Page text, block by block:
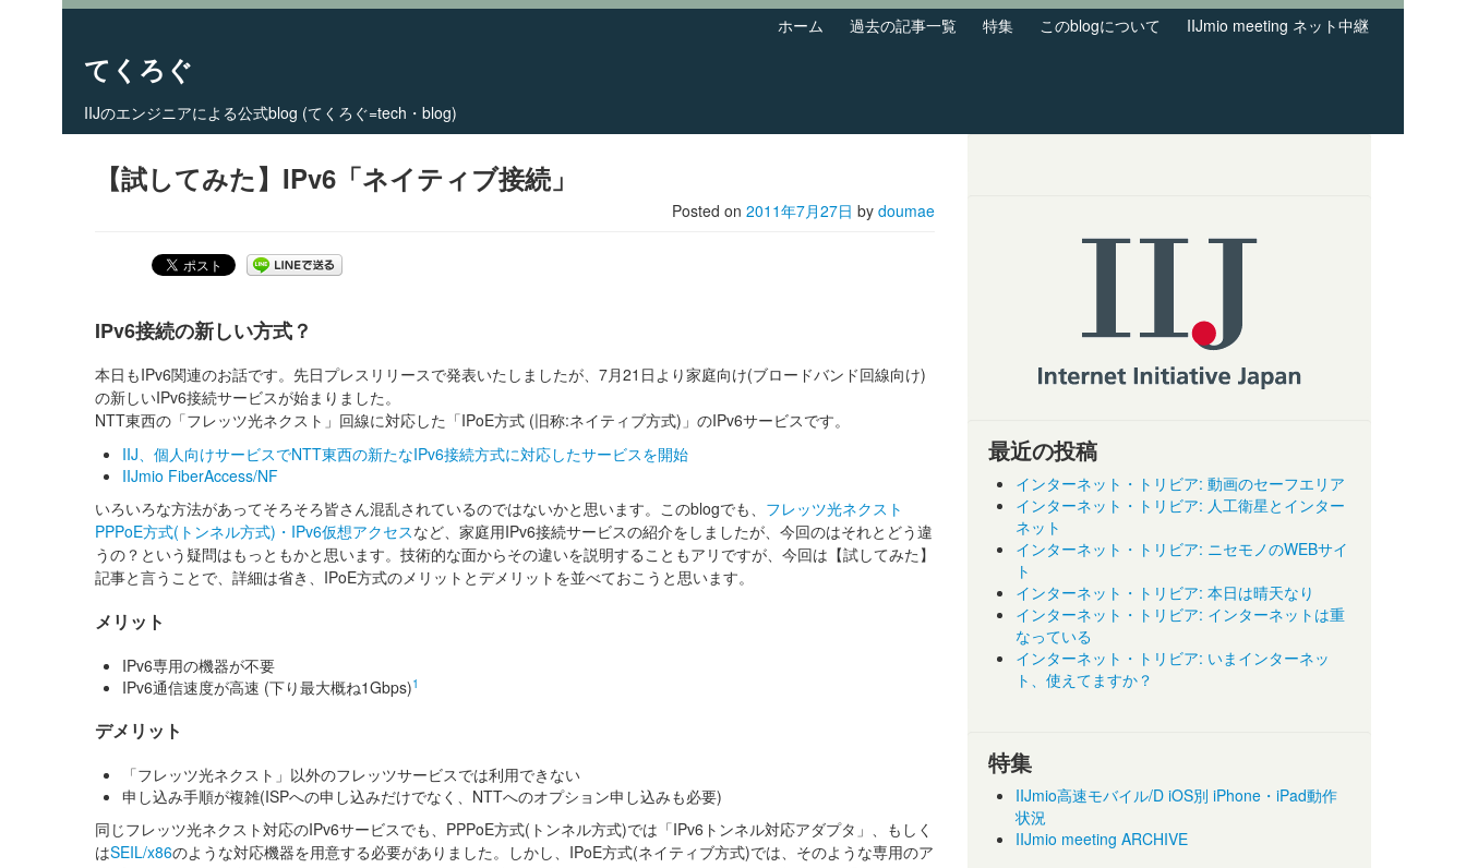
ホーム 過去の記事一覧 特集 このblogについて IIJmio meeting ネット中継
てくろぐ
IIJのエンジニアによる公式blog (てくろぐ=tech・blog)
Main menu
【試してみた】IPv6「ネイティブ接続」
Posted on 2011年7月27日 by doumae
IPv6接続の新しい方式？
本日もIPv6関連のお話です。先日プレスリリースで発表いたしましたが、7月21日より家庭向け(ブロードバンド回線向け)
の新しいIPv6接続サービスが始まりました。
NTT東西の「フレッツ光ネクスト」回線に対応した「IPoE方式 (旧称:ネイティブ方式)」のIPv6サービスです。
IIJ、個人向けサービスでNTT東西の新たなIPv6接続方式に対応したサービスを開始
IIJmio FiberAccess/NF
いろいろな方法があってそろそろ皆さん混乱されているのではないかと思います。このblogでも、 フレッツ光ネクスト
PPPoE方式(トンネル方式)・IPv6仮想アクセスなど、家庭用IPv6接続サービスの紹介をしましたが、今回のはそれとどう違
うの？という疑問はもっともかと思います。技術的な面からその違いを説明することもアリですが、今回は【試してみた】
記事と言うことで、詳細は省き、IPoE方式のメリットとデメリットを並べておこうと思います。
メリット
IPv6専用の機器が不要
IPv6通信速度が高速 (下り最大概ね1Gbps)1
デメリット
「フレッツ光ネクスト」以外のフレッツサービスでは利用できない
申し込み手順が複雑(ISPへの申し込みだけでなく、NTTへのオプション申し込みも必要)
同じフレッツ光ネクスト対応のIPv6サービスでも、PPPoE方式(トンネル方式)では「IPv6トンネル対応アダプタ」、もしく
はSEIL/x86のような対応機器を用意する必要がありました。しかし、IPoE方式(ネイティブ方式)では、そのような専用のア
最近の投稿
インターネット・トリビア: 動画のセーフエリア
インターネット・トリビア: 人工衛星とインター
ネット
インターネット・トリビア: ニセモノのWEBサイ
ト
インターネット・トリビア: 本日は晴天なり
インターネット・トリビア: インターネットは重
なっている
インターネット・トリビア: いまインターネッ
ト、使えてますか？
特集
IIJmio高速モバイル/D iOS別 iPhone・iPad動作
状況
IIJmio meeting ARCHIVE